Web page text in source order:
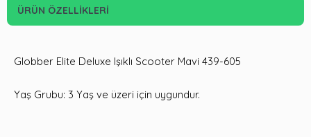
ÜRÜN ÖZELLIKLERI
Globber Elite Deluxe Işıklı Scooter Mavi 439-605
Yaş Grubu: 3 Yaş ve üzeri için uygundur.